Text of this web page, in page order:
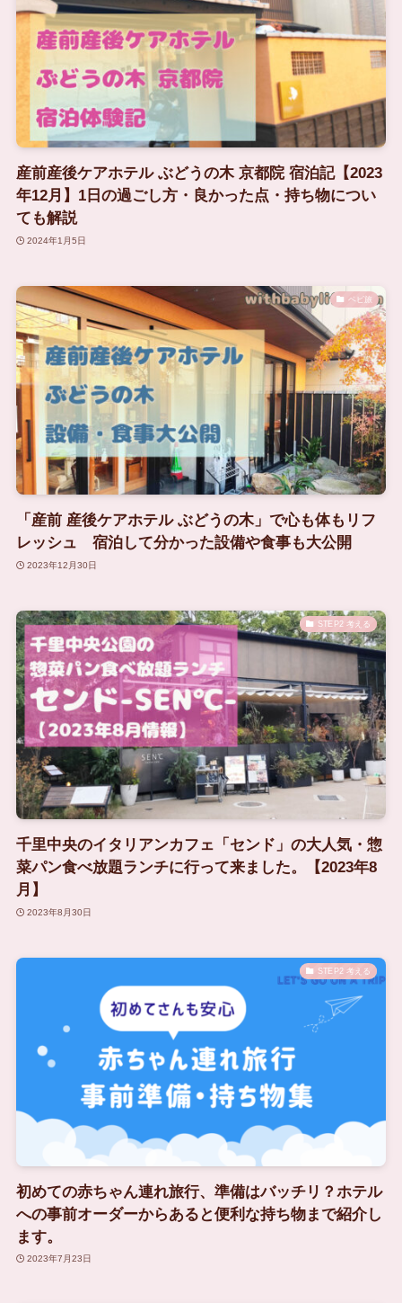
産前産後ケアホテル ぶどうの木 京都院 宿泊記【2023
年12月】1日の過ごし方・良かった点・持ち物につい
ても解説
2024年1月5日
ベビ旅
「産前 産後ケアホテル ぶどうの木」で心も体もリフ
レッシュ 宿泊して分かった設備や食事も大公開
2023年12月30日
STEP2 考える
千里中央のイタリアンカフェ「センド」の大人気・惣
菜パン食べ放題ランチに行って来ました。【2023年8
月】
2023年8月30日
STEP2 考える
初めての赤ちゃん連れ旅行、準備はバッチリ？ホテル
への事前オーダーからあると便利な持ち物まで紹介し
ます。
2023年7月23日